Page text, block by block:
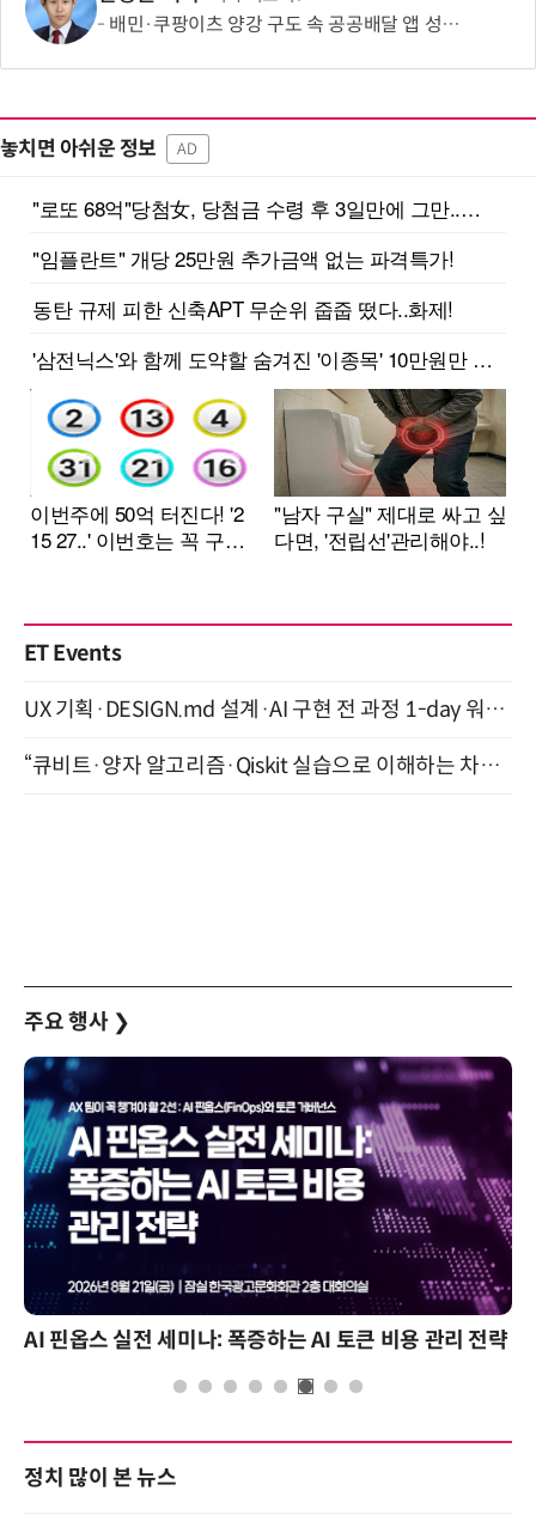
배민·쿠팡이츠 양강 구도 속 공공배달 앱 성장 정체…경쟁 활성화 방안은?
놓치면 아쉬운 정보 AD
ET Events
UX 기획·DESIGN.md 설계·AI 구현 전 과정 1-day 워크숍 with Claude Code·Codex 9월 15일 개최
“큐비트·양자 알고리즘·Qiskit 실습으로 이해하는 차세대 컴퓨팅” (8/28)
주요 행사 ❯
AI 핀옵스 실전 세미나: 폭증하는 AI 토큰 비용 관리 전략
정치 많이 본 뉴스